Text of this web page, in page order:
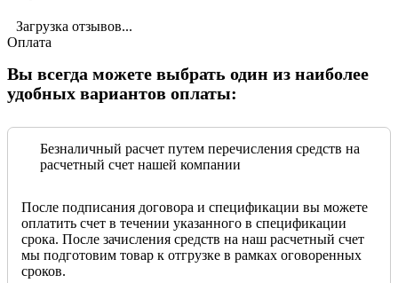
Загрузка отзывов...
Оплата
Вы всегда можете выбрать один из наиболее
удобных вариантов оплаты:
Безналичный расчет путем перечисления средств на
расчетный счет нашей компании
После подписания договора и спецификации вы можете
оплатить счет в течении указанного в спецификации
срока. После зачисления средств на наш расчетный счет
мы подготовим товар к отгрузке в рамках оговоренных
сроков.